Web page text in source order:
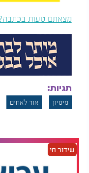
מעזה - ליהודה
צה''ל פתח במבצע
"חומת ברזל" בג'נין
בארגון 'אור לאחים'
שמו של בעל המקום.
מיסיונרי גדול
שהכנסותיה הרשמיות ב-2024, היו כ-20
מצאתם טעות
תגיות:
מיסיון אור לאחים
שידור חי